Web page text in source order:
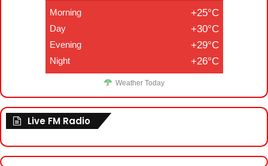
Morning +25°C
Day +30°C
Evening +29°C
Night +26°C
Weather Today
Live FM Radio